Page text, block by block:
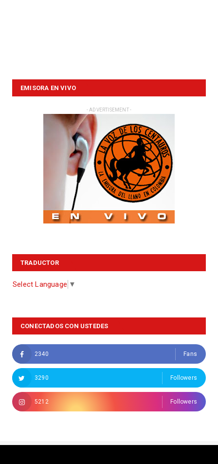
EMISORA EN VIVO
- ADVERTISEMENT -
TRADUCTOR
Select Language ▼
CONECTADOS CON USTEDES
2340 Fans
3290 Followers
5212 Followers